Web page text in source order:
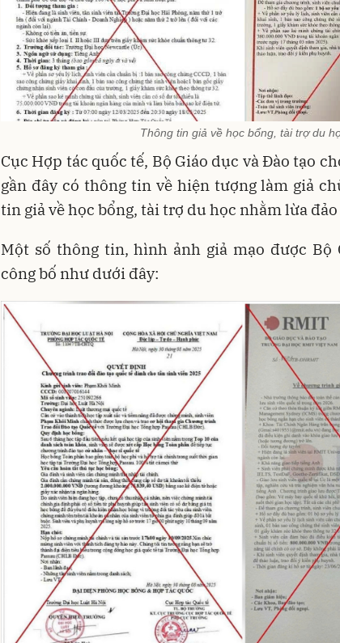
Thông tin giả về học bổng, tài trợ du
Cục Hợp tác quốc tế, Bộ Giáo dục và Đào tạo
gần đây có thông tin về hiện tượng làm giả
tin giả về học bổng, tài trợ du học nhằm lừa
Một số thông tin, hình ảnh giả mạo được Bộ
công bố như dưới đây: